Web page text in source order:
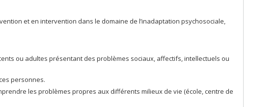
et en intervention dans le domaine de l’inadaptation psychosociale,
ou adultes présentant des problèmes sociaux, affectifs, intellectuels ou
personnes.
les problèmes propres aux différents milieux de vie (école, centre de